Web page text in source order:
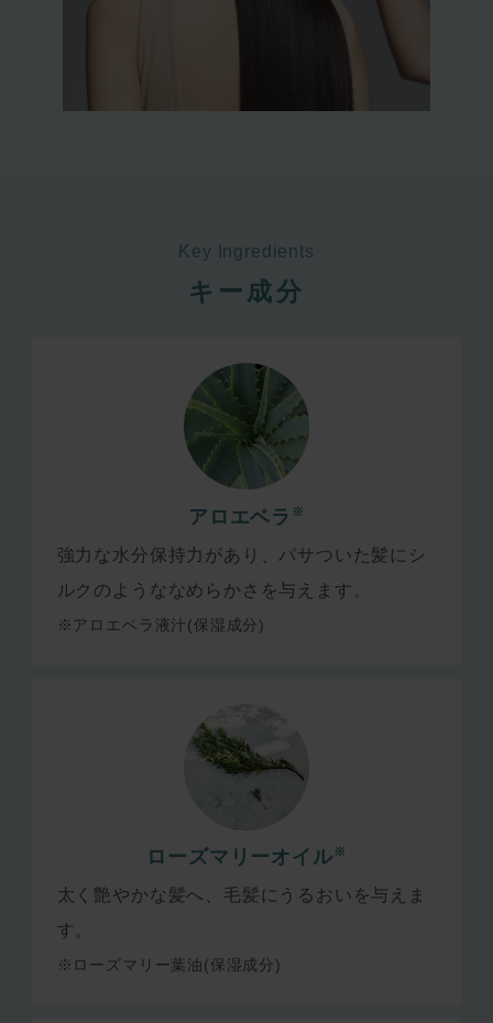
Key Ingredients
キー成分
アロエベラ ※
強力な水分保持力があり、パサついた髪にシ
ルクのようななめらかさを与えます。
※アロエベラ液汁(保湿成分)
ローズマリーオイル ※
太く艶やかな髪へ、毛髪にうるおいを与えま
す。
※ローズマリー葉油(保湿成分)